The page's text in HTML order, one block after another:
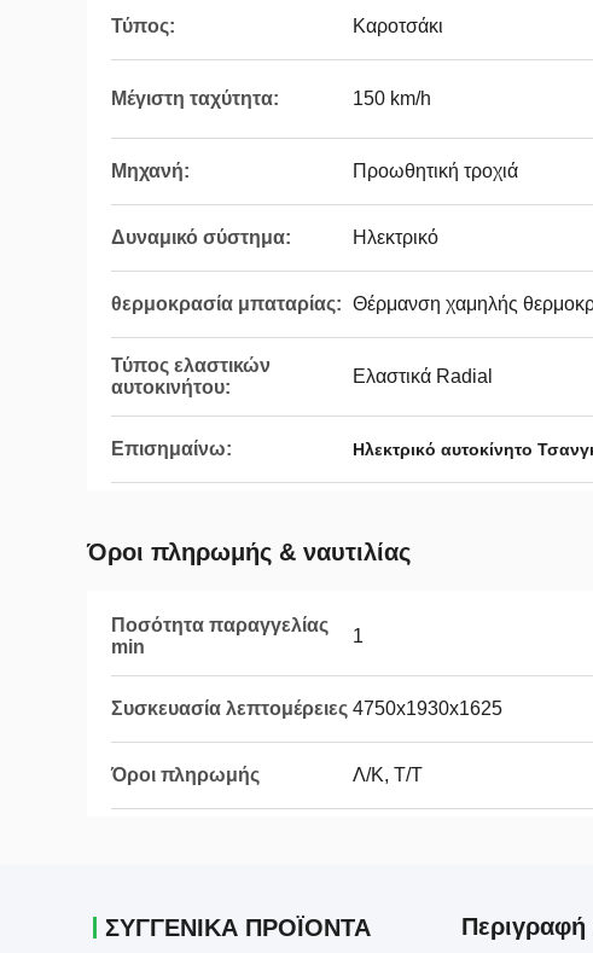
Τύπος: Καροτσάκι
Μέγιστη ταχύτητα: 150 km/h
Μηχανή: Προωθητική τροχιά
Δυναμικό σύστημα: Ηλεκτρικό
θερμοκρασία μπαταρίας: Θέρμανση χαμηλής
Τύπος ελαστικών
αυτοκινήτου:
Ελαστικά Radial
Επισημαίνω: Ηλεκτρικό αυτοκίνητο
Όροι πληρωμής & ναυτιλίας
Ποσότητα παραγγελίας
min
1
Συσκευασία λεπτομέρειες 4750x1930x1625
Όροι πληρωμής Λ/Κ, Τ/Τ
ΣΥΓΓΕΝΙΚΆ ΠΡΟΪΌΝΤΑ